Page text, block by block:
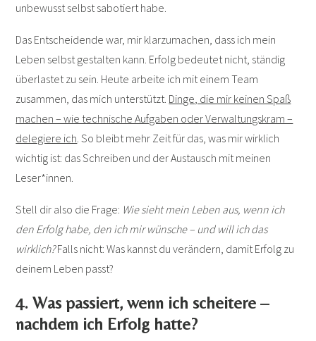
unbewusst selbst sabotiert habe.
Das Entscheidende war, mir klarzumachen, dass ich mein
Leben selbst gestalten kann. Erfolg bedeutet nicht, ständig
überlastet zu sein. Heute arbeite ich mit einem Team
zusammen, das mich unterstützt. Dinge, die mir keinen Spaß
machen – wie technische Aufgaben oder Verwaltungskram –
delegiere ich. So bleibt mehr Zeit für das, was mir wirklich
wichtig ist: das Schreiben und der Austausch mit meinen
Leser*innen.
Stell dir also die Frage: Wie sieht mein Leben aus, wenn ich
den Erfolg habe, den ich mir wünsche – und will ich das
wirklich?Falls nicht: Was kannst du verändern, damit Erfolg zu
deinem Leben passt?
4. Was passiert, wenn ich scheitere –
nachdem ich Erfolg hatte?